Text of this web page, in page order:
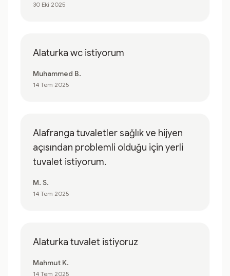
30 Eki 2025
Alaturka wc istiyorum
Muhammed B.
14 Tem 2025
Alafranga tuvaletler sağlık ve hijyen
açısından problemli olduğu için yerli
tuvalet istiyorum.
M. S.
14 Tem 2025
Alaturka tuvalet istiyoruz
Mahmut K.
14 Tem 2025